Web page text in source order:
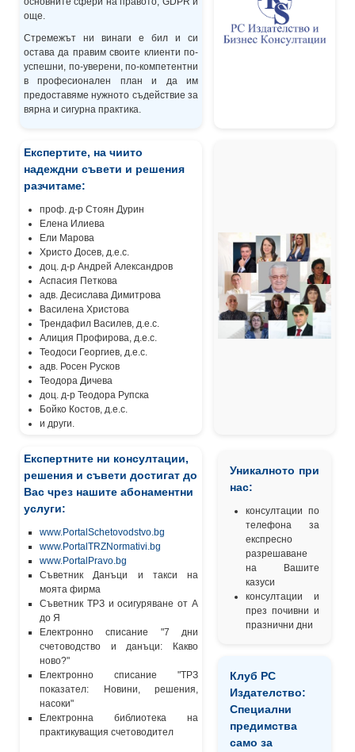
още.
Стремежът ни винаги е бил и си
остава да правим своите клиенти по-
успешни, по-уверени, по-компетентни
в професионален план и да им
предоставяме нужното съдействие за
вярна и сигурна практика.
Експертите, на чиито
надеждни съвети и решения
разчитаме:
проф. д-р Стоян Дурин
Елена Илиева
Ели Марова
Христо Досев, д.е.с.
доц. д-р Андрей Александров
Аспасия Петкова
адв. Десислава Димитрова
Василена Христова
Трендафил Василев, д.е.с.
Алиция Профирова, д.е.с.
Теодоси Георгиев, д.е.с.
адв. Росен Русков
Теодора Дичева
доц. д-р Теодора Рупска
Бойко Костов, д.е.с.
и други.
Експертните ни консултации,
решения и съвети достигат до
Вас чрез нашите абонаментни
услуги:
www.PortalSchetovodstvo.bg
www.PortalTRZNormativi.bg
www.PortalPravo.bg
Съветник Данъци и такси на
моята фирма
Съветник ТРЗ и осигуряване от А
до Я
Електронно списание "7 дни
счетоводство и данъци: Какво
ново?"
Електронно списание "ТРЗ
показател: Новини, решения,
насоки"
Електронна библиотека на
практикуващия счетоводител
Уникалното при
нас:
консултации по
телефона за
експресно
разрешаване
на Вашите
казуси
консултации и
през почивни и
празнични дни
Клуб РС
Издателство:
Специални
предимства
само за